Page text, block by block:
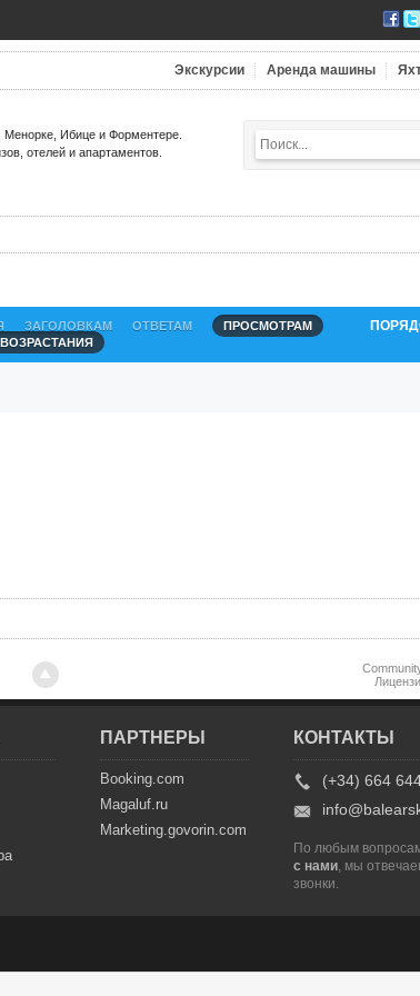
Экскурсии Аренда машины
Ибице и Форментере.
отелей и апартаментов.
ЗАГОЛОВКАМ ОТВЕТАМ ПРОСМОТРАМ
ПАРТНЕРЫ
Booking.com
Magaluf.ru
Marketing.govorin.com
КОНТАКТЫ
(+34) 664
По любым
с нами , мы
звонки.